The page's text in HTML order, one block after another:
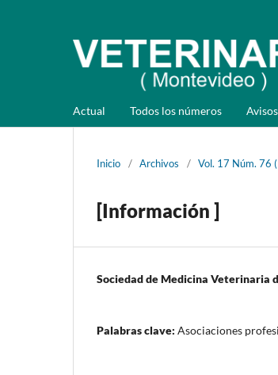
Actual Todos los números Avisos
Inicio / Archivos / Vol. 17 Núm. 76
[Información ]
Sociedad de Medicina Veterinaria
Palabras clave: Asociaciones